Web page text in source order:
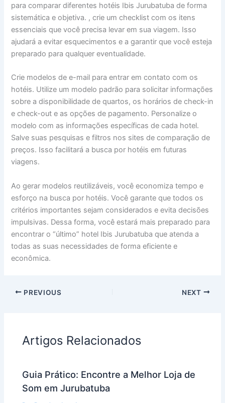
para comparar diferentes hotéis Ibis Jurubatuba de forma
sistemática e objetiva. , crie um checklist com os itens
essenciais que você precisa levar em sua viagem. Isso
ajudará a evitar esquecimentos e a garantir que você esteja
preparado para qualquer eventualidade.
Crie modelos de e-mail para entrar em contato com os
hotéis. Utilize um modelo padrão para solicitar informações
sobre a disponibilidade de quartos, os horários de check-in
e check-out e as opções de pagamento. Personalize o
modelo com as informações específicas de cada hotel.
Salve suas pesquisas e filtros nos sites de comparação de
preços. Isso facilitará a busca por hotéis em futuras
viagens.
Ao gerar modelos reutilizáveis, você economiza tempo e
esforço na busca por hotéis. Você garante que todos os
critérios importantes sejam considerados e evita decisões
impulsivas. Dessa forma, você estará mais preparado para
encontrar o “último” hotel Ibis Jurubatuba que atenda a
todas as suas necessidades de forma eficiente e
econômica.
PREVIOUS NEXT
Artigos Relacionados
Guia Prático: Encontre a Melhor Loja de
Som em Jurubatuba